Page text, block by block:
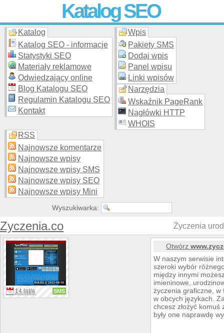
Katalog SEO
Skuteczna i promocja stron WWW –
moderowanego katalogu za darmo!
Katalog
Katalog SEO - informacje
Statystyki SEO
Materiały reklamowe
Odwiedzający online
Blog Katalogu SEO
Regulamin Katalogu SEO
Kontakt
Wpis
Pakiety SMS
Dodaj wpis
Panel wpisu
Linki wpisów
Narzędzia
Wskaźnik PageRank
Nagłówki HTTP
WHOIS
RSS
Najnowsze komentarze
Najnowsze wpisy
Najnowsze wpisy SMS
Najnowsze wpisy SEO
Najnowsze wpisy Mini
Wyszukiwarka:
Zyczenia.co Życzenia
14 lat/a SMS
Otwórz
W naszym serwisie
szeroki wybór
między innymi
imieninowe,
życzenia graficzne, w
w obcych językach.
chcesz złożyć
były one naprawdę